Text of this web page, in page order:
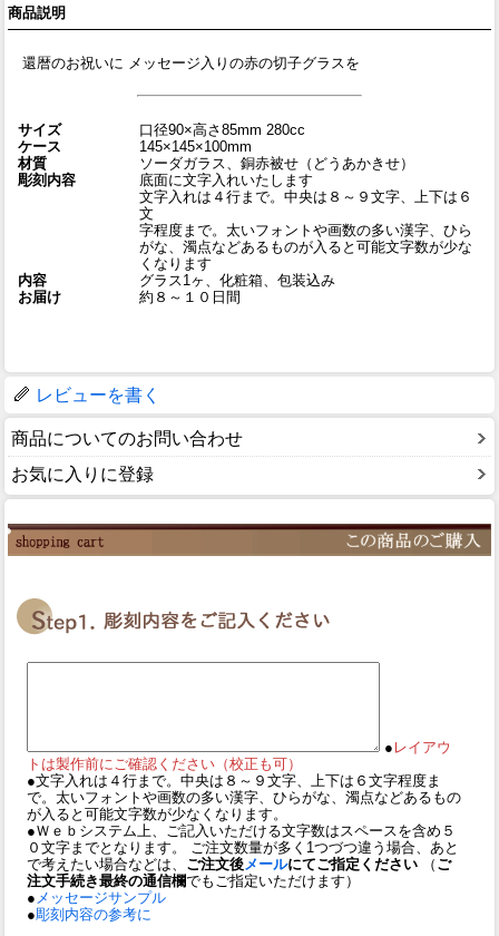
商品説明
還暦のお祝いに メッセージ入りの赤の切子グラスを
サイズ
口径90×高さ85mm 280cc
ケース
145×145×100mm
材質
ソーダガラス、銅赤被せ（どうあかきせ）
彫刻内容
底面に文字入れいたします
文字入れは４行まで。中央は８～９文字、上下は６
文
字程度まで。太いフォントや画数の多い漢字、ひら
がな、濁点などあるものが入ると可能文字数が少な
くなります
内容
グラス1ヶ、化粧箱、包装込み
お届け
約８～１０日間
レビューを書く
商品についてのお問い合わせ
お気に入りに登録
● レイアウ
トは製作前にご確認ください（校正も可）
●文字入れは４行まで。中央は８～９文字、上下は６文字程度ま
で。太いフォントや画数の多い漢字、ひらがな、濁点などあるもの
が入ると可能文字数が少なくなります。
●Ｗｅｂシステム上、ご記入いただける文字数はスペースを含め５
０文字までとなります。 ご注文数量が多く1つづつ違う場合、あと
で考えたい場合などは、 ご注文後 メールにてご指定ください （ ご
注文手続き最終の通信欄でもご指定いただけます）
● メッセージサンプル
●彫刻内容の参考に